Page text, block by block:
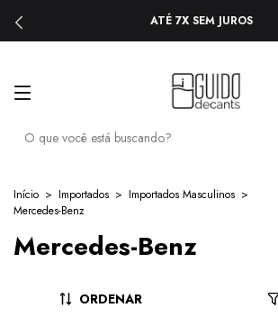
ATÉ 7X SEM JUROS
Início > Importados > Importados Masculinos >
Mercedes-Benz
Mercedes-Benz
ORDENAR